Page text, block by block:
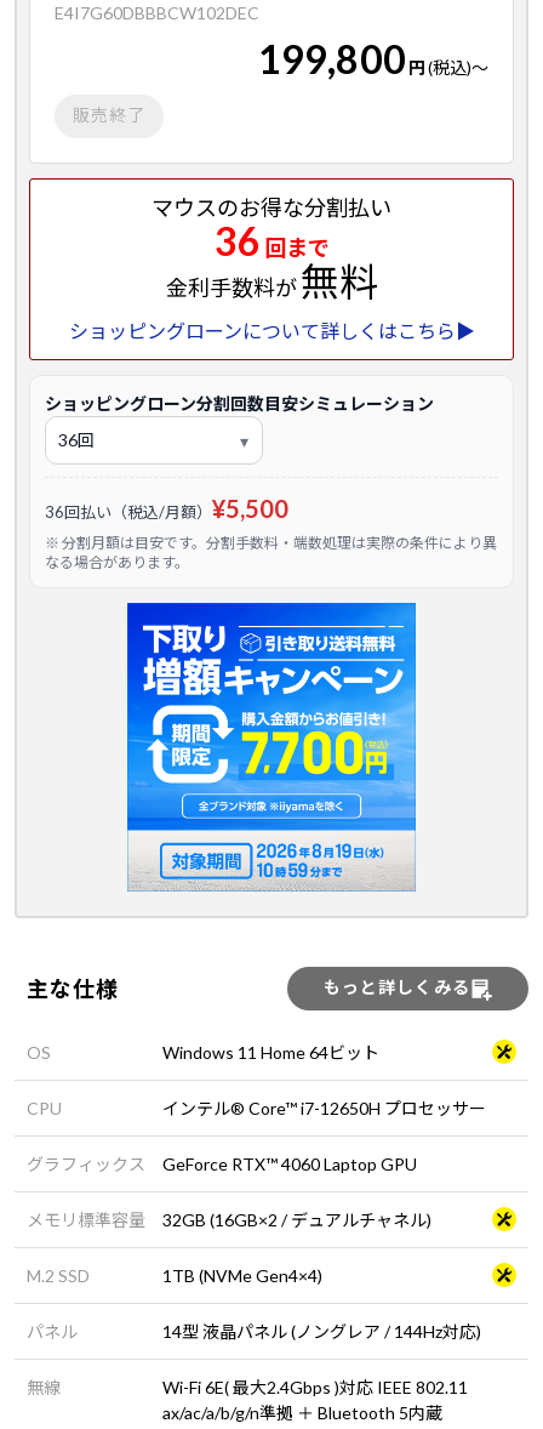
E4I7G60DBBBCW102DEC
199,800 円(税込)～
販売終了
マウスのお得な分割払い
36 回まで
金利手数料が無料
ショッピングローンについて詳しくはこちら▶
ショッピングローン分割回数目安シミュレーション
36回払い（税込/月額） ¥5,500
※ 分割月額は目安です。分割手数料・端数処理は実際の条件により異
なる場合があります。
主な仕様 もっと詳しくみる
OS Windows 11 Home 64ビット
CPU インテル® Core™ i7-12650H プロセッサー
グラフィックス GeForce RTX™ 4060 Laptop GPU
メモリ標準容量 32GB (16GB×2 / デュアルチャネル)
M.2 SSD 1TB (NVMe Gen4×4)
パネル 14型 液晶パネル (ノングレア / 144Hz対応)
無線
Wi-Fi 6E( 最大2.4Gbps )対応 IEEE 802.11
ax/ac/a/b/g/n準拠 ＋ Bluetooth 5内蔵